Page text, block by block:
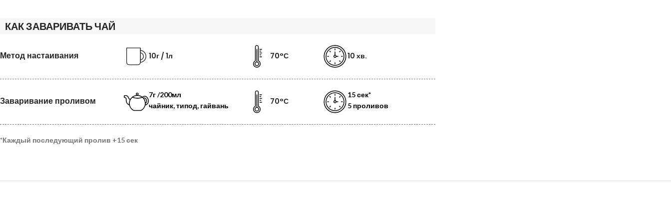
КАК ЗАВАРИВАТЬ ЧАЙ
Метод настаивания 10г / 1л 70°С 10 хв.
Заваривание проливом
7г /200мл
чайник, типод, гайвань
70°С
15 сек*
5 проливов
*Каждый последующий пролив +15 сек